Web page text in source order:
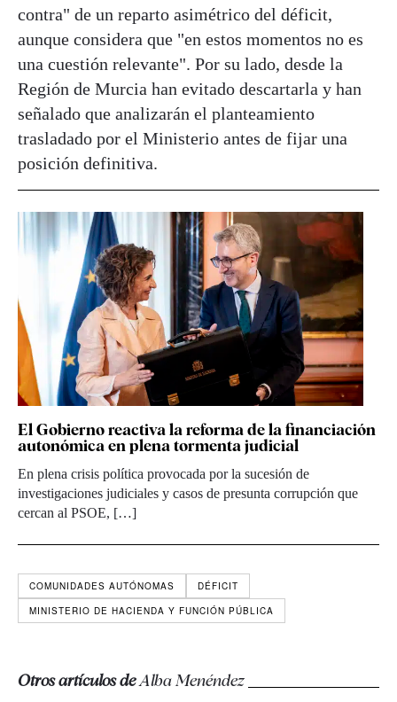
contra" de un reparto asimétrico del déficit,
aunque considera que "en estos momentos no es
una cuestión relevante". Por su lado, desde la
Región de Murcia han evitado descartarla y han
señalado que analizarán el planteamiento
trasladado por el Ministerio antes de fijar una
posición definitiva.
El Gobierno reactiva la reforma de la financiación
autonómica en plena tormenta judicial
En plena crisis política provocada por la sucesión de
investigaciones judiciales y casos de presunta corrupción que
cercan al PSOE, […]
COMUNIDADES AUTÓNOMAS
DÉFICIT
MINISTERIO DE HACIENDA Y FUNCIÓN PÚBLICA
Otros artículos deAlba Menéndez